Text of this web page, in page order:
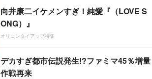
向井康二イケメンすぎ！純愛『（LOVE S
ONG）』
オリコンタイアップ特集
デカすぎ都市伝説発生!?ファミマ45％増量
作戦再来